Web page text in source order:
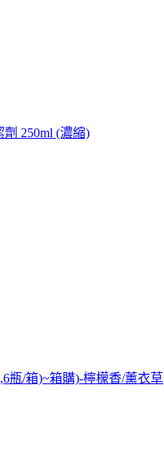
250ml (濃縮)
瓶/箱)~箱購)-檸檬香/薰衣草